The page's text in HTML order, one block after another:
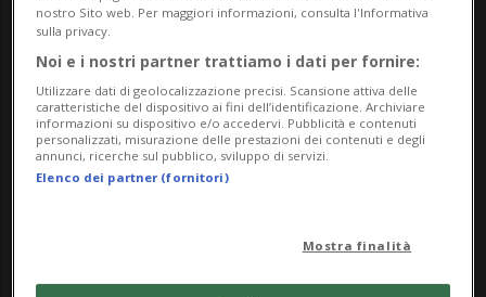
10'000'000'000 di dollari per i
Lakers
nostro Sito web. Per maggiori informazioni, consulta l'Informativa
sulla privacy.
Noi e i nostri partner trattiamo i dati per fornire:
Utilizzare dati di geolocalizzazione precisi. Scansione attiva delle
caratteristiche del dispositivo ai fini dell’identificazione. Archiviare
informazioni su dispositivo e/o accedervi. Pubblicità e contenuti
personalizzati, misurazione delle prestazioni dei contenuti e degli
annunci, ricerche sul pubblico, sviluppo di servizi.
Elenco dei partner (fornitori)
Mostra finalità